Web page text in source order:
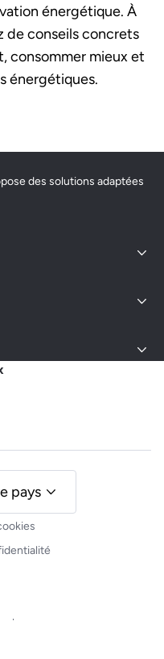
énergétique. À
de conseils concrets
consommer mieux et
énergétiques.
des solutions adaptées
pays